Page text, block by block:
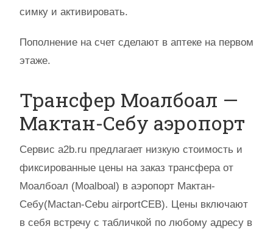
симку и активировать.
Пополнение на счет сделают в аптеке на первом
этаже.
Трансфер Моалбоал —
Мактан-Себу аэропорт
Сервис a2b.ru предлагает низкую стоимость и
фиксированные цены на заказ трансфера от
Моалбоал (Moalboal) в аэропорт Мактан-
Себу(Mactan-Cebu airportCEB). Цены включают
в себя встречу с табличкой по любому адресу в